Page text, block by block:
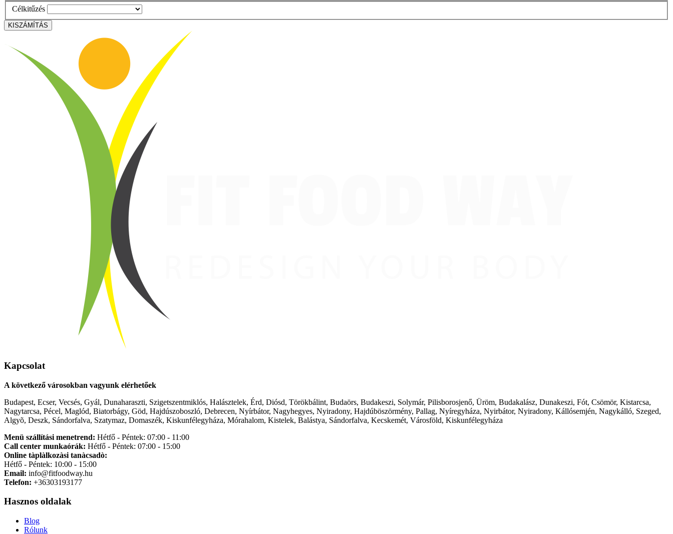
Célkitűzés
Kapcsolat
A következő városokban vagyunk elérhetőek
Budapest, Ecser, Vecsés, Gyál, Dunaharaszti, Szigetszentmiklós, Halásztelek, Érd, Diósd, Törökbálint, Budaörs, Budakeszi, Solymár, Pilisborosjenő, Üröm, Budakalász, Dunakeszi, Fót, Csömör, Kistarcsa,
Nagytarcsa, Pécel, Maglód, Biatorbágy, Göd, Hajdúszoboszló, Debrecen, Nyírbátor, Nagyhegyes, Nyiradony, Hajdúböszörmény, Pallag, Nyíregyháza, Nyirbátor, Nyiradony, Kállósemjén, Nagykálló, Szeged,
Algyõ, Deszk, Sándorfalva, Szatymaz, Domaszék, Kiskunfélegyháza, Mórahalom, Kistelek, Balástya, Sándorfalva, Kecskemét, Városföld, Kiskunfélegyháza
Menü szállítási menetrend: Hétfő - Péntek: 07:00 - 11:00
Call center munkaórák: Hétfő - Péntek: 07:00 - 15:00
Online tàplàlkozàsi tanàcsadò:
Hétfő - Péntek: 10:00 - 15:00
Email: info@fitfoodway.hu
Telefon: +36303193177
Hasznos oldalak
Blog
Rólunk